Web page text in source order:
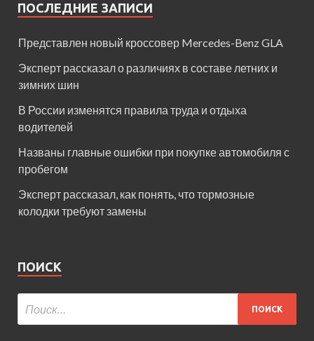
ПОСЛЕДНИЕ ЗАПИСИ
Представлен новый кроссовер Mercedes-Benz GLA
Эксперт рассказал о различиях в составе летних и
зимних шин
В России изменятся правила труда и отдыха
водителей
Названы главные ошибки при покупке автомобиля с
пробегом
Эксперт рассказал, как понять, что тормозные
колодки требуют замены
ПОИСК